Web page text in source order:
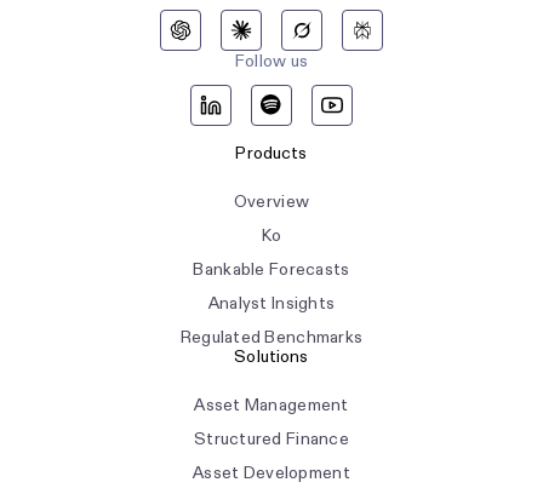
Follow us
Products
Overview
Ko
Bankable Forecasts
Analyst Insights
Regulated Benchmarks
Solutions
Asset Management
Structured Finance
Asset Development